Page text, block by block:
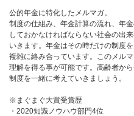
公的年金に特化したメルマガ。
制度の仕組み、年金計算の流れ、年
しておかなければならない社会の出
いきます。年金はその時だけの制度
複雑に絡み合っています。このメル
理解を得る事が可能です。高齢者か
制度を一緒に考えていきましょう。
※まぐまぐ大賞受賞歴
・2020知識ノウハウ部門4位